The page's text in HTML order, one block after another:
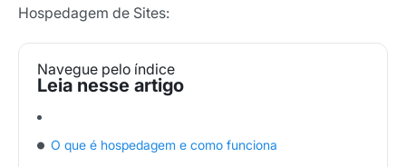
Hospedagem de Sites:
Navegue pelo índice
O que é hospedagem e como funciona